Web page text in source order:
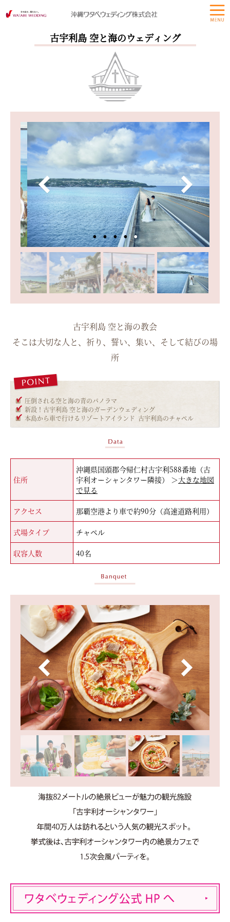
古宇利島 空と海のウェディング
古宇利島 空と海の教会
そこは大切な人と、祈り、誓い、集い、そして結びの場
所
圧倒される空と海の青のパノラマ
新設！古宇利島 空と海のガーデンウェディング
本島から車で行けるリゾートアイランド 古宇利島のチャペル
住所
沖縄県国頭郡今帰仁村古宇利588番地（古
宇利オーシャンタワー隣接） ＞大きな地図
で見る
アクセス 那覇空港より車で約90分（高速道路利用）
式場タイプ チャペル
収容人数 40名